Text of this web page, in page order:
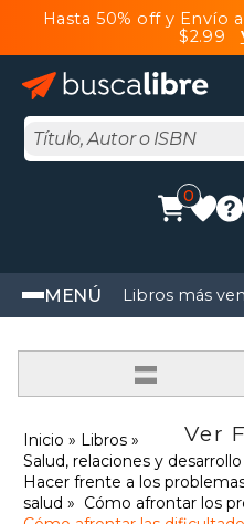
Hasta 50% off y Envío
$2.99
0
MENÚ Libros más
=
Ver
Inicio
Libros
Salud, relaciones y
Hacer frente a los
salud
Cómo afrontar los